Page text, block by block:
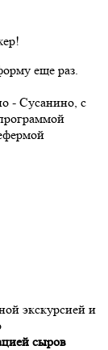
еще раз.
- Сусанино, с
экскурсией и
сыров